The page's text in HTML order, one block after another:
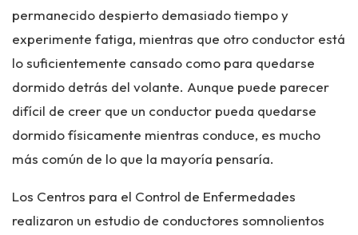
permanecido despierto demasiado tiempo y
experimente fatiga, mientras que otro conductor está
lo suficientemente cansado como para quedarse
dormido detrás del volante. Aunque puede parecer
difícil de creer que un conductor pueda quedarse
dormido físicamente mientras conduce, es mucho
más común de lo que la mayoría pensaría.
Los Centros para el Control de Enfermedades
realizaron un estudio de conductores somnolientos